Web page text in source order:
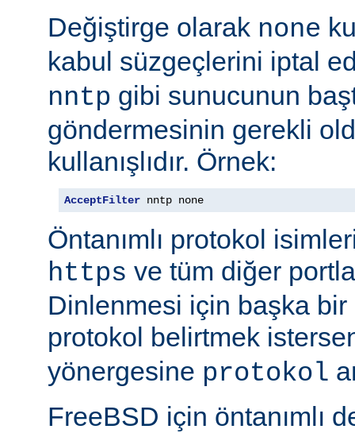
Değiştirge olarak none
kabul süzgeçlerini iptal
nntp gibi sunucunun
göndermesinin gerekli
kullanışlıdır. Örnek:
AcceptFilter nntp none
Öntanımlı protokol
https ve tüm diğer
Dinlenmesi için başka
protokol belirtmek
yönergesine protokol
FreeBSD için öntanımlı